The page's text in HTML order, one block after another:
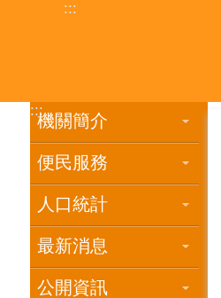
跳到主要內容區塊
:::
:::
機關簡介
便民服務
人口統計
最新消息
公開資訊